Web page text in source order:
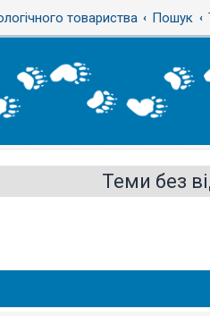
товариства Пошук
Теми без